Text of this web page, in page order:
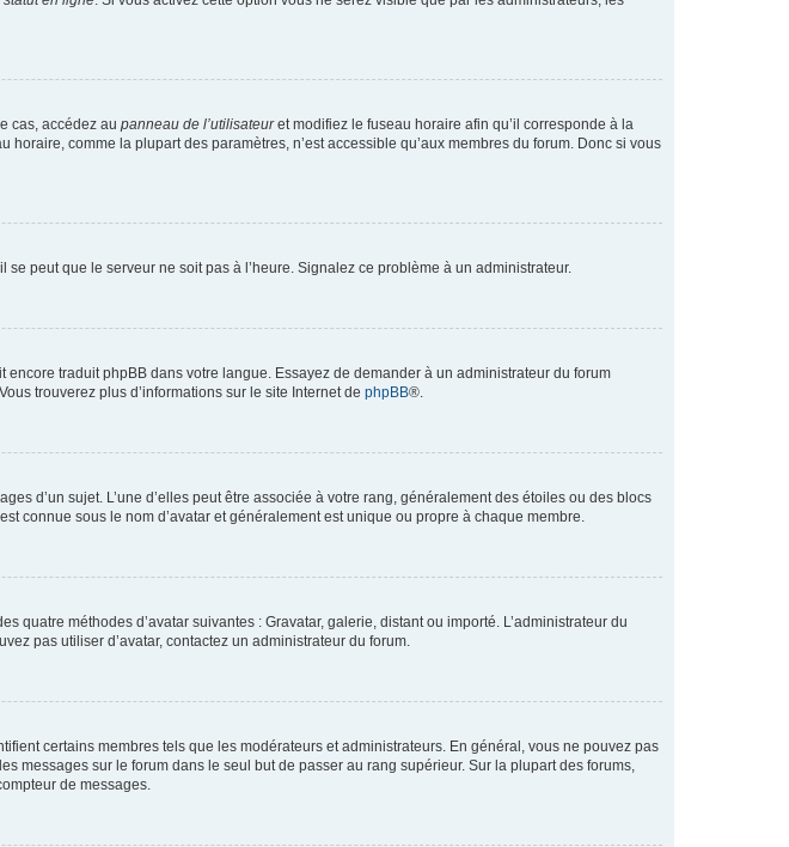
cas, accédez au panneau de l’utilisateuret modifiez le fuseau horaire afin qu’il corresponde à la
comme la plupart des paramètres, n’est accessible qu’aux membres du forum. Donc si vous
peut que le serveur ne soit pas à l’heure. Signalez ce problème à un administrateur.
traduit phpBB dans votre langue. Essayez de demander à un administrateur du forum
trouverez plus d’informations sur le site Internet de phpBB®.
d’un sujet. L’une d’elles peut être associée à votre rang, généralement des étoiles ou des blocs
connue sous le nom d’avatar et généralement est unique ou propre à chaque membre.
quatre méthodes d’avatar suivantes : Gravatar, galerie, distant ou importé. L’administrateur du
pas utiliser d’avatar, contactez un administrateur du forum.
certains membres tels que les modérateurs et administrateurs. En général, vous ne pouvez pas
messages sur le forum dans le seul but de passer au rang supérieur. Sur la plupart des forums,
de messages.